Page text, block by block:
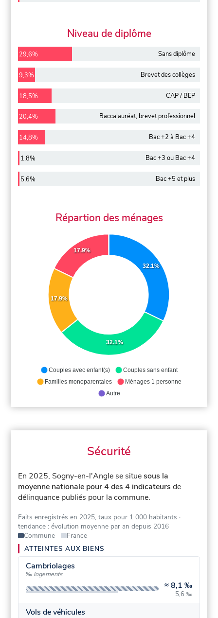
Niveau de diplôme
29,6% Sans diplôme
9,3% Brevet des collèges
18,5% CAP / BEP
20,4% Baccalauréat, brevet professionnel
14,8% Bac +2 à Bac +4
1,8% Bac +3 ou Bac +4
5,6% Bac +5 et plus
Répartion des ménages
32.1%
32.1%
17.9%
17.9%
Couples avec enfant(s)
Couples sans enfant
Familles monoparentales
Ménages 1 personne
Autre
Sécurité
En 2025, Sogny-en-l'Angle se situesous la
moyenne nationale pour 4 des 4 indicateurs de
délinquance publiés pour la commune.
Faits enregistrés en 2025, taux pour 1 000 habitants ·
tendance : évolution moyenne par an depuis 2016
Commune
France
ATTEINTES AUX BIENS
Cambriolages
‰ logements
≈8,1 ‰
5,6 ‰
Vols de véhicules